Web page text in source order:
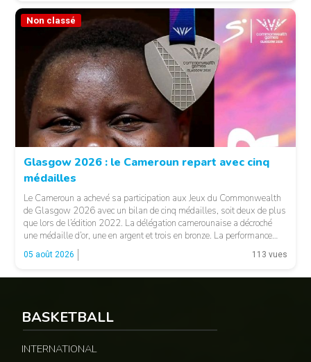
Non classé
Glasgow 2026 : le Cameroun repart avec cinq
médailles
Le Cameroun a achevé sa participation aux Jeux du Commonwealth
de Glasgow 2026 avec un bilan de cinq médailles, soit deux de plus
que lors de l’édition 2022. La délégation camerounaise a décroché
une médaille d’or, une en argent et trois en bronze. La performance
majeure est venue d’Emmanuel Eseme. Le sprinteur camerounais
s’est imposé […]
05 août 2026 113 vues
BASKETBALL
INTERNATIONAL